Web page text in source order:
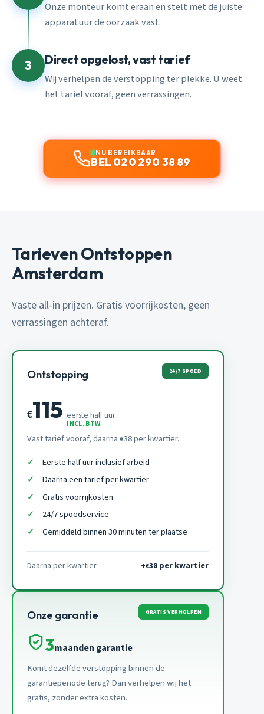
Onze monteur komt eraan en stelt met de juiste
apparatuur de oorzaak vast.
3 Direct opgelost, vast tarief
Wij verhelpen de verstopping ter plekke. U weet
het tarief vooraf, geen verrassingen.
NU BEREIKBAAR
BEL 020 290 38 89
Tarieven Ontstoppen
Amsterdam
Vaste all-in prijzen. Gratis voorrijkosten, geen
verrassingen achteraf.
Ontstopping 24/7 SPOED
€115 eerste half uur
INCL. BTW
Vast tarief vooraf, daarna €38 per kwartier.
Eerste half uur inclusief arbeid
Daarna een tarief per kwartier
Gratis voorrijkosten
24/7 spoedservice
Gemiddeld binnen 30 minuten ter plaatse
Daarna per kwartier +€38 per kwartier
Onze garantie GRATIS VERHOLPEN
3maanden garantie
Komt dezelfde verstopping binnen de
garantieperiode terug? Dan verhelpen wij het
gratis, zonder extra kosten.